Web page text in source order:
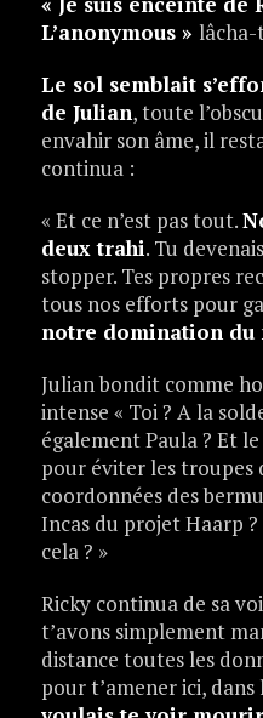
L’anonymous » lâcha-
Le sol semblait
de Julian, toute
envahir son âme, il
continua :
« Et ce n’est pas tout.
deux trahi. Tu
stopper. Tes propres
tous nos efforts pour
notre domination du
Julian bondit comme
intense « Toi ? A la
également Paula ? Et
pour éviter les troupes
coordonnées des
Incas du projet Haarp
cela ? »
Ricky continua de sa
t’avons simplement
distance toutes les
pour t’amener ici,